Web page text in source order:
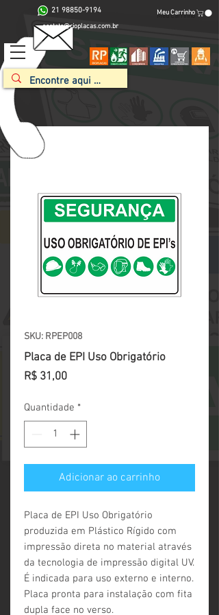
21 98850-9194
contato@rioplacas.com.br
Meu Carrinho
SKU: RPEP008
Placa de EPI Uso Obrigatório
R$ 31,00Preço
Quantidade *
Adicionar ao carrinho
Placa de EPI Uso Obrigatório
produzida em Plástico Rígido com
impressão direta no material através
da tecnologia de impressão digital UV.
É indicada para uso externo e interno.
Placa pronta para instalação com fita
dupla face no verso.